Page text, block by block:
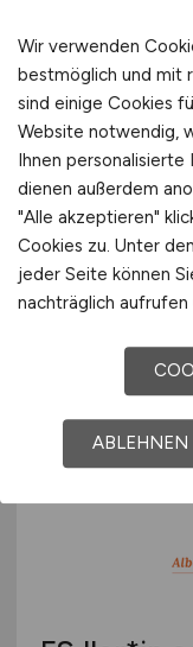
FSJler*in
für unsere
unsere
Herborn
Albert-
Wir verwenden
bestmöglich und mit
sind einige Cookies
Website notwendig,
Ihnen personalisierte
dienen außerdem
"Alle akzeptieren"
Cookies zu. Unter
jeder Seite können
nachträglich aufrufen
ABLEHNEN